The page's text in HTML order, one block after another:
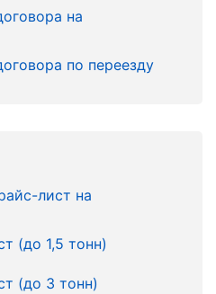
на
по переезду
лист на
(до 1,5 тонн)
(до 3 тонн)